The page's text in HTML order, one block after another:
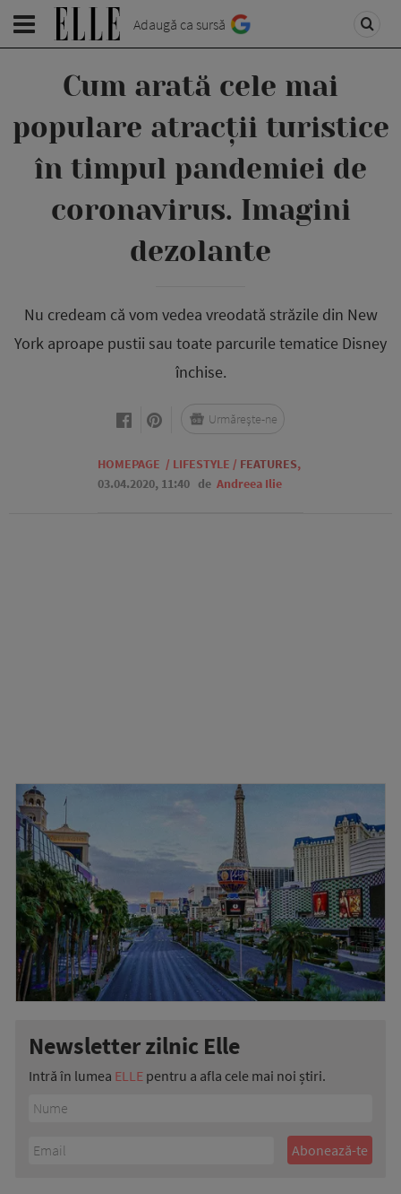
Adaugă ca sursă
Cum arată cele mai
populare atracții turistice
în timpul pandemiei de
coronavirus. Imagini
dezolante
Nu credeam că vom vedea vreodată străzile din New
York aproape pustii sau toate parcurile tematice Disney
închise.
HOMEPAGE / LIFESTYLE / FEATURES,
03.04.2020, 11:40 de Andreea Ilie
Urmărește-ne
Newsletter zilnic Elle
Intră în lumea ELLE pentru a afla cele mai noi știri.